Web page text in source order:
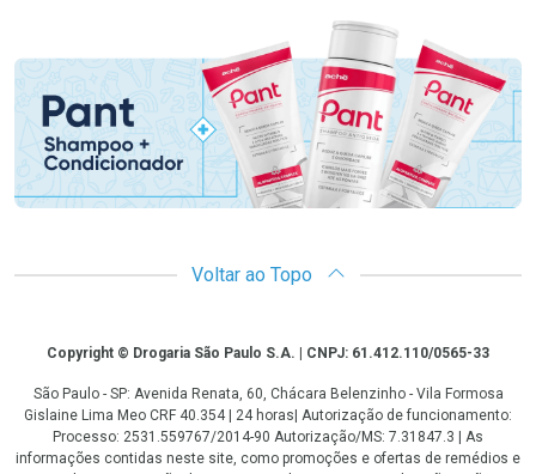
Promoção em Destaque
Voltar ao Topo
CopyrightCopyright © Drogaria São Paulo S.A. | CNPJ: 61.412.110/0565-33
São Paulo - SP: Avenida Renata, 60, Chácara Belenzinho - Vila Formosa
Gislaine Lima Meo CRF 40.354 | 24 horas| Autorização de funcionamento:
Processo: 2531.559767/2014-90 Autorização/MS: 7.31847.3 | As
informações contidas neste site, como promoções e ofertas de remédios e